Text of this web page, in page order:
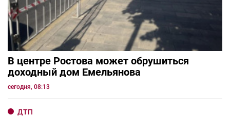
В центре Ростова может обрушиться
доходный дом Емельянова
сегодня, 08:13
ДТП